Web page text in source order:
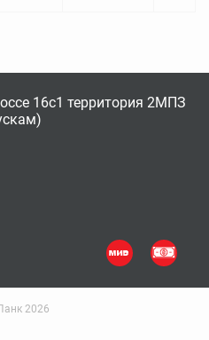
16с1 территория 2МПЗ
2026